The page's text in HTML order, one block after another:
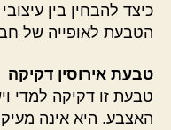
כיצד להבחין בין
הטבעת לאופייה של
טבעת אירוסין דקיקה
טבעת זו דקיקה למדי
האצבע. היא אינה